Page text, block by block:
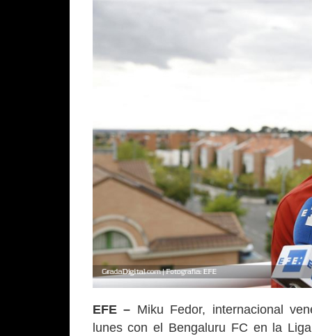
EFE – Miku Fedor, internacional
lunes con el Bengaluru FC en la